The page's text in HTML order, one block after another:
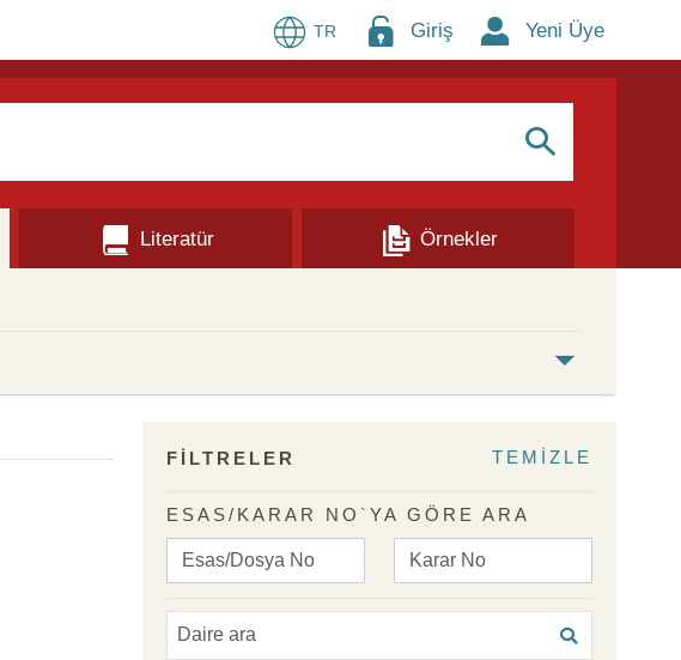
TR Giriş Yeni Üye
S
Literatür
Örnekler
FİLTRELER TEMİZLE
ESAS/KARAR NO`YA GÖRE ARA